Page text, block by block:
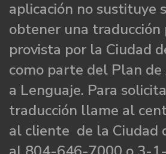
aplicación no sustituye
obtener una
provista por la Ciudad
como parte del Plan de
a Lenguaje. Para
traducción llame al
al cliente de la Ciudad